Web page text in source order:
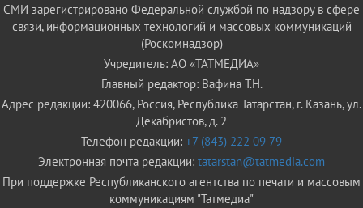
СМИ зарегистрировано Федеральной службой по надзору в сфере
связи, информационных технологий и массовых коммуникаций
(Роскомнадзор)
Учредитель: АО «ТАТМЕДИА»
Главный редактор: Вафина Т.Н.
Адрес редакции: 420066, Россия, Республика Татарстан, г. Казань, ул.
Декабристов, д. 2
Телефон редакции: +7 (843) 222 09 79
Электронная почта редакции: tatarstan@tatmedia.com
При поддержке Республиканского агентства по печати и массовым
коммуникациям "Татмедиа"